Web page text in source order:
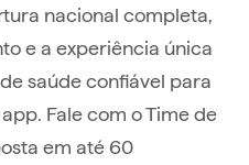
nacional completa,
e a experiência única
saúde confiável para
Fale com o Time de
em até 60